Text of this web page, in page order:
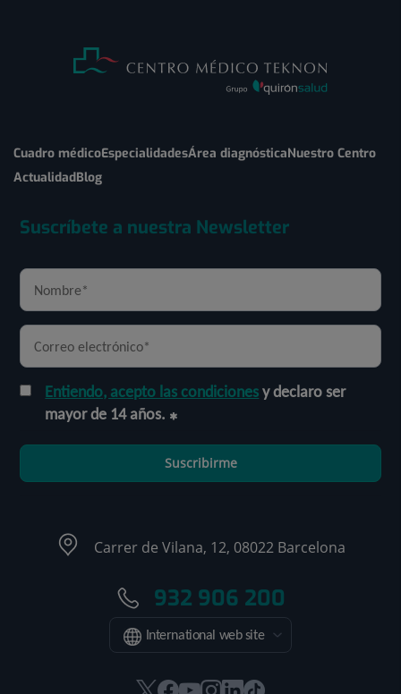
Cuadro médicoEspecialidadesÁrea diagnósticaNuestro Centro
ActualidadBlog
Suscríbete a nuestra Newsletter
Entiendo, acepto las condicionesy declaro ser
mayor de 14 años.
Suscribirme
Carrer de Vilana, 12, 08022 Barcelona
932 906 200
International web site
EsteEsteEsteEsteEsteEnlace